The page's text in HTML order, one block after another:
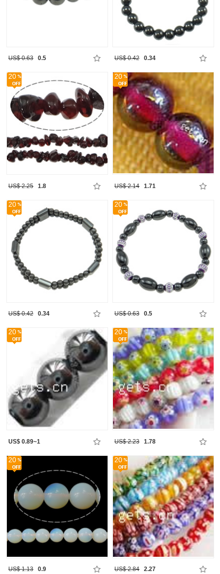
US$ 0.63 0.5 US$ 0.42 0.34
20
US$ 2.25 1.8
20
US$ 2.14 1.71
20
US$ 0.42 0.34
20
US$ 0.63 0.5
20
US$ 0.89~1
20
US$ 2.23 1.78
20
US$ 1.13 0.9
20
US$ 2.84 2.27